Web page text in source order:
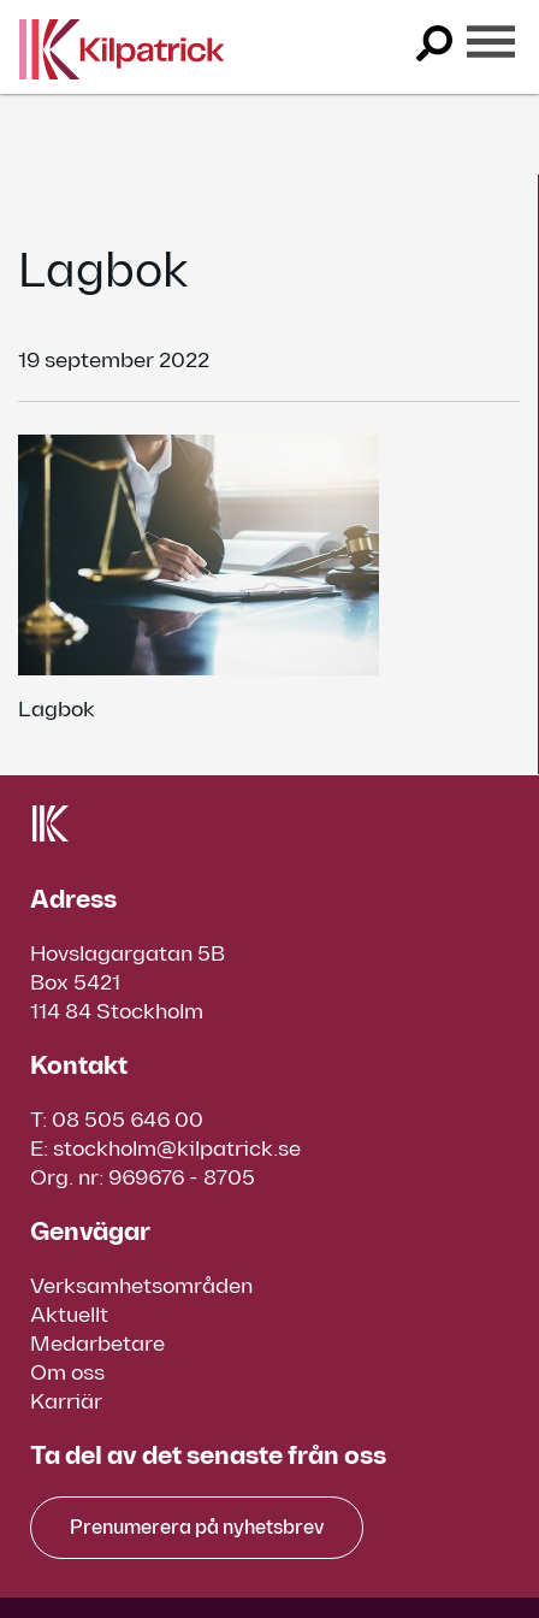
content
Lagbok
19 september 2022
Lagbok
Adress
Hovslagargatan 5B
Box 5421
114 84 Stockholm
Kontakt
T: 08 505 646 00
E: stockholm@kilpatrick.se
Org. nr: 969676 - 8705
Genvägar
Verksamhetsområden
Aktuellt
Medarbetare
Om oss
Karriär
Ta del av det senaste från oss
Prenumerera på nyhetsbrev